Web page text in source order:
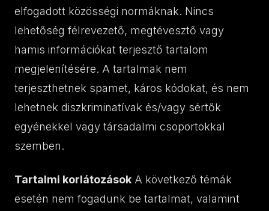
elfogadott közösségi normáknak. Nincs
lehetőség félrevezető, megtévesztő vagy
hamis információkat terjesztő tartalom
megjelenítésére. A tartalmak nem
terjeszthetnek spamet, káros kódokat, és nem
lehetnek diszkriminatívak és/vagy sértők
egyénekkel vagy társadalmi csoportokkal
szemben.
Tartalmi korlátozások A következő témák
esetén nem fogadunk be tartalmat, valamint